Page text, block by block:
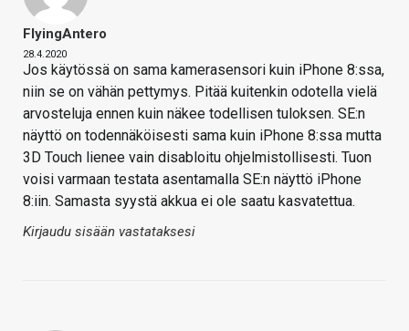
FlyingAntero
28.4.2020
Jos käytössä on sama kamerasensori kuin iPhone 8:ssa,
niin se on vähän pettymys. Pitää kuitenkin odotella vielä
arvosteluja ennen kuin näkee todellisen tuloksen. SE:n
näyttö on todennäköisesti sama kuin iPhone 8:ssa mutta
3D Touch lienee vain disabloitu ohjelmistollisesti. Tuon
voisi varmaan testata asentamalla SE:n näyttö iPhone
8:iin. Samasta syystä akkua ei ole saatu kasvatettua.
Kirjaudu sisään vastataksesi